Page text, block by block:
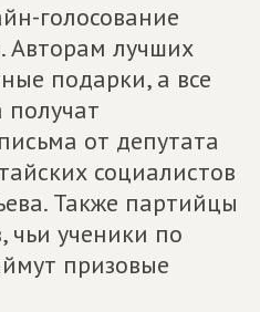
голосование
Авторам лучших
подарки, а все
получат
от депутата
социалистов
Также партийцы
чьи ученики по
призовые